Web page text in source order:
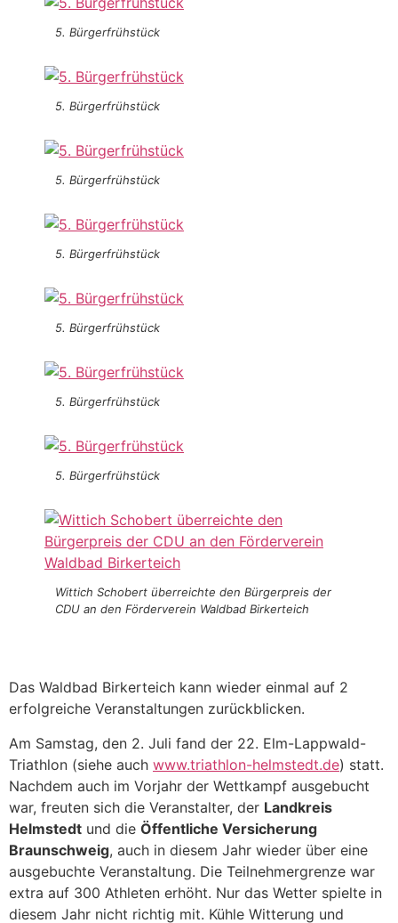
5. Bürgerfrühstück
5. Bürgerfrühstück
5. Bürgerfrühstück
5. Bürgerfrühstück
5. Bürgerfrühstück
5. Bürgerfrühstück
5. Bürgerfrühstück
Wittich Schobert überreichte den Bürgerpreis der
CDU an den Förderverein Waldbad Birkerteich
Das Waldbad Birkerteich kann wieder einmal auf 2
erfolgreiche Veranstaltungen zurückblicken.
Am Samstag, den 2. Juli fand der 22. Elm-Lappwald-
Triathlon (siehe auch www.triathlon-helmstedt.de) statt.
Nachdem auch im Vorjahr der Wettkampf ausgebucht
war, freuten sich die Veranstalter, der Landkreis
Helmstedt und die Öffentliche Versicherung
Braunschweig, auch in diesem Jahr wieder über eine
ausgebuchte Veranstaltung. Die Teilnehmergrenze war
extra auf 300 Athleten erhöht. Nur das Wetter spielte in
diesem Jahr nicht richtig mit. Kühle Witterung und